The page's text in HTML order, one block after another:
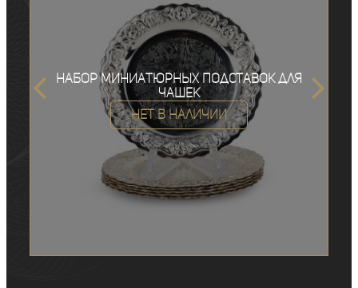
Набор миниатюрных подставок для
чашек
Нет в наличии